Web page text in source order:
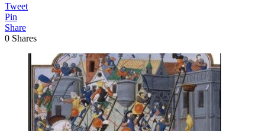
Tweet
Pin
Share
0 Shares